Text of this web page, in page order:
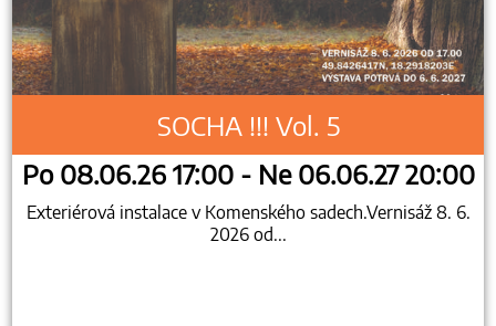
SOCHA !!! Vol. 5
Po 08.06.26 17:00 - Ne 06.06.27 20:00
Exteriérová instalace v Komenského sadech.Vernisáž 8. 6.
2026 od...